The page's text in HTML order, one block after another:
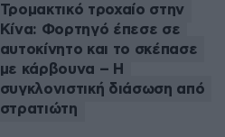
Τρομακτικό τροχαίο στην
Κίνα: Φορτηγό έπεσε σε
αυτοκίνητο και το σκέπασε
με κάρβουνα – Η
συγκλονιστική διάσωση από
στρατιώτη